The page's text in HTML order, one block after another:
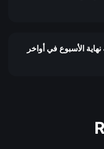
الأسبوع في أواخر